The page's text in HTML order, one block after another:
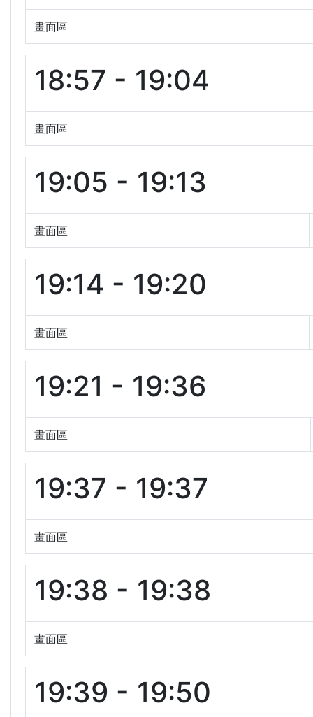
畫面區
18:57 - 19:04
畫面區
19:05 - 19:13
畫面區
19:14 - 19:20
畫面區
19:21 - 19:36
畫面區
19:37 - 19:37
畫面區
19:38 - 19:38
畫面區
19:39 - 19:50